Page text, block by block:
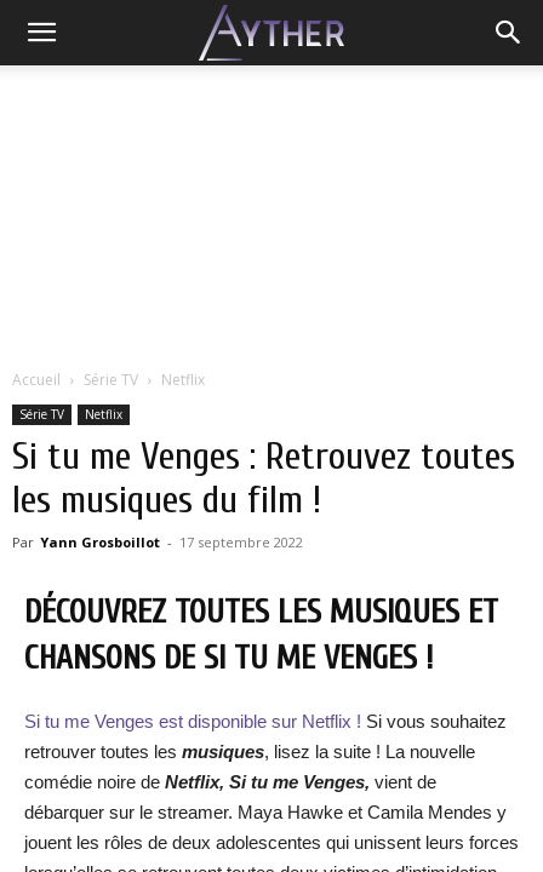
Accueil Série TV Netflix
Série TV Netflix
Si tu me Venges : Retrouvez toutes
les musiques du film !
Par Yann Grosboillot - 17 septembre 2022
DÉCOUVREZ TOUTES LES MUSIQUES ET
CHANSONS DE SI TU ME VENGES !
Si tu me Venges est disponible sur Netflix ! Si vous souhaitez
retrouver toutes les musiques, lisez la suite ! La nouvelle
comédie noire de Netflix, Si tu me Venges, vient de
débarquer sur le streamer. Maya Hawke et Camila Mendes y
jouent les rôles de deux adolescentes qui unissent leurs forces